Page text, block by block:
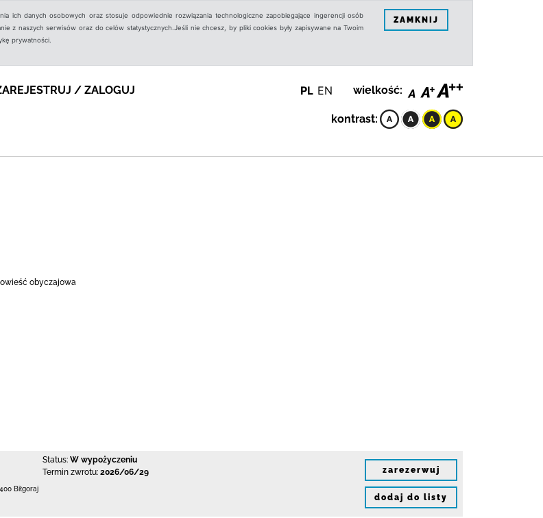
ich danych osobowych oraz stosuje odpowiednie rozwiązania technologiczne zapobiegające ingerencji osób
z naszych serwisów oraz do celów statystycznych.Jeśli nie chcesz, by pliki cookies były zapisywane na Twoim
prywatności.
ZAMKNIJ
/ ZALOGUJ PL EN wielkość:
kontrast:
obyczajowa
Status: W wypożyczeniu
Termin zwrotu: 2026/06/29
Biłgoraj
zarezerwuj
dodaj do listy